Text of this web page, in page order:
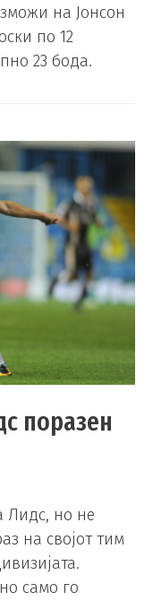
на Јонсон
по 12
23 бода.
поразен
Лидс, но не
на својот тим
само го